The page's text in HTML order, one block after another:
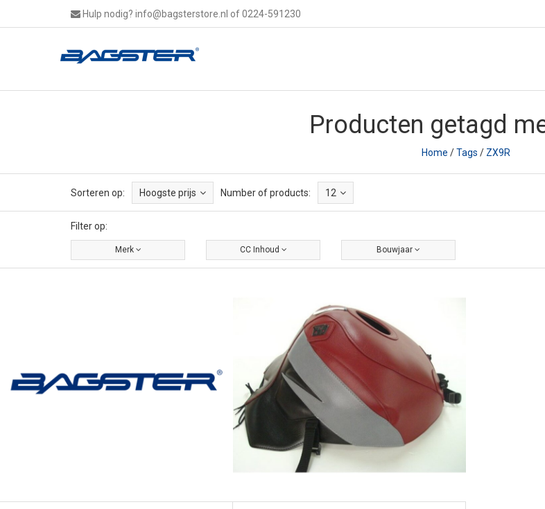
Hulp nodig? info@bagsterstore.nl of 0224-591230
Producten getagd
Home /Tags / ZX9R
Sorteren op: Hoogste prijs Number of products: 12
Filter op:
Merk CC Inhoud Bouwjaar